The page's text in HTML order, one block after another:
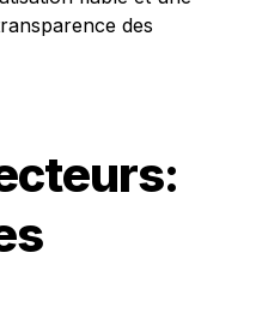
des